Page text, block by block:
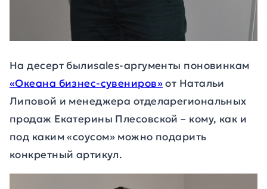
На десерт былиsales-аргументы поновинкам
«Океана бизнес-сувениров»от Натальи
Липовой и менеджера отделарегиональных
продаж Екатерины Плесовской – кому, как и
под каким «соусом» можно подарить
конкретный артикул.